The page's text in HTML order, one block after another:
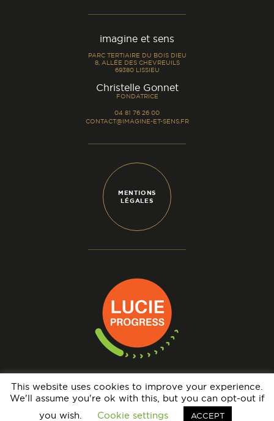
imagine et sens
PARC TERTIAIRE DU BOIS DIEU
8, ALLÉE DES CHEVREUILS
69380 LISSIEU
Christelle Gonnet-
FONDATRICE
04 81 76 26 00
CONTACT@IMAGINE-ET-SENS.FR
MENTIONS
LÉGALES
N° IMMATRICULATION OPÉRATEUR DE VOYAGES : IM069140005 - GARANTIE
FINANCIÈRE : APST - BRCP : HISCOX EUROPE UNDERWRITING LIMITED
This website uses cookies to improve your experience.
We'll assume you're ok with this, but you can opt-out if
you wish.
Cookie settings ACCEPT